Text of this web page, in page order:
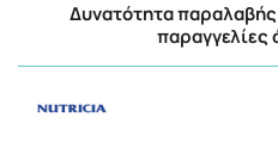
Δυνατότητα
παραγγελίες